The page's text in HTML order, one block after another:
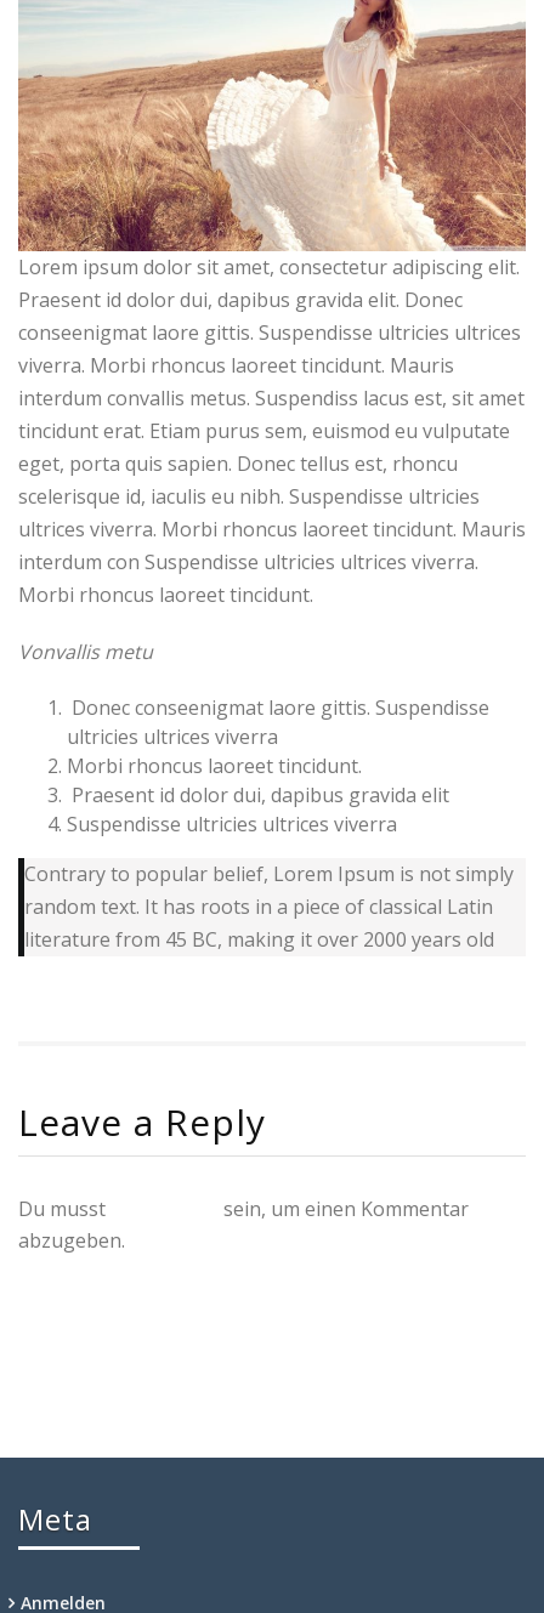
Lorem ipsum dolor sit amet, consectetur adipiscing elit.
Praesent id dolor dui, dapibus gravida elit. Donec
conseenigmat laore gittis. Suspendisse ultricies ultrices
viverra. Morbi rhoncus laoreet tincidunt. Mauris
interdum convallis metus. Suspendiss lacus est, sit amet
tincidunt erat. Etiam purus sem, euismod eu vulputate
eget, porta quis sapien. Donec tellus est, rhoncu
scelerisque id, iaculis eu nibh. Suspendisse ultricies
ultrices viverra. Morbi rhoncus laoreet tincidunt. Mauris
interdum con Suspendisse ultricies ultrices viverra.
Morbi rhoncus laoreet tincidunt.
Vonvallis metu
Donec conseenigmat laore gittis. Suspendisse
ultricies ultrices viverra
Morbi rhoncus laoreet tincidunt.
Praesent id dolor dui, dapibus gravida elit
Suspendisse ultricies ultrices viverra
Contrary to popular belief, Lorem Ipsum is not simply
random text. It has roots in a piece of classical Latin
literature from 45 BC, making it over 2000 years old
Leave a Reply
Du musst
sein, um einen Kommentar
abzugeben.
Meta
Anmelden